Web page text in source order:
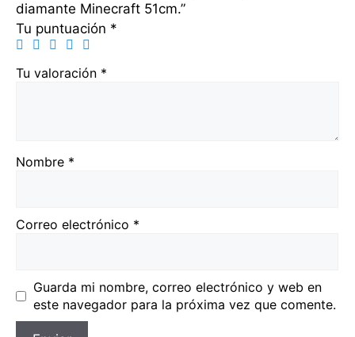
diamante Minecraft 51cm.”
Tu puntuación *
Tu valoración *
Nombre *
Correo electrónico *
Guarda mi nombre, correo electrónico y web en
este navegador para la próxima vez que comente.